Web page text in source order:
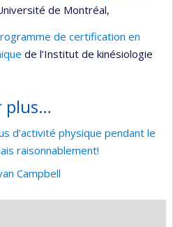
de Montréal,
de certification en
de l’Institut de kinésiologie
plus…
d’activité physique pendant le
raisonnablement!
Campbell